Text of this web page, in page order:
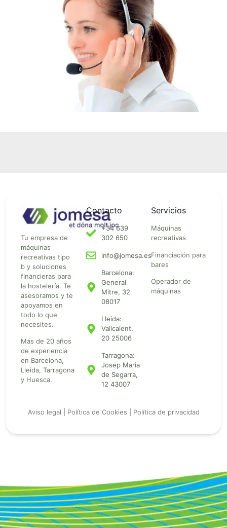
Tu empresa de
máquinas
recreativas tipo
b y soluciones
financieras para
la hostelería. Te
asesoramos y te
apoyamos en
todo lo que
necesites.
Más de 20 años
de experiencia
en Barcelona,
Lleida, Tarragona
y Huesca.
Contacto
+34 639
302 650
info@jomesa.es
Barcelona:
General
Mitre, 32
08017
Lleida:
Vallcalent,
20 25006
Tarragona:
Josep Maria
de Segarra,
12 43007
Servicios
Máquinas
recreativas
Financiación para
bares
Operador de
máquinas
Aviso legal Política de Cookies Política de privacidad